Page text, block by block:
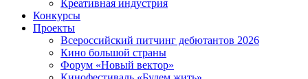
Креативная индустрия
Конкурсы
Проекты
Всероссийский питчинг дебютантов 2026
Кино большой страны
Форум «Новый вектор»